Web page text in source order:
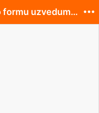
Skatuves runas un mazo formu uzvedumu konkurss